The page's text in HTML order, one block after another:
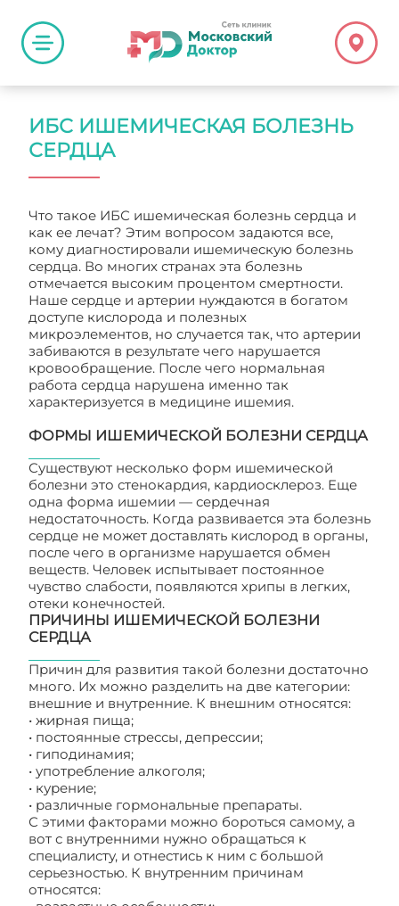
ИБС ИШЕМИЧЕСКАЯ БОЛЕЗНЬ
СЕРДЦА
Что такое ИБС ишемическая болезнь сердца и
как ее лечат? Этим вопросом задаются все,
кому диагностировали ишемическую болезнь
сердца. Во многих странах эта болезнь
отмечается высоким процентом смертности.
Наше сердце и артерии нуждаются в богатом
доступе кислорода и полезных
микроэлементов, но случается так, что артерии
забиваются в результате чего нарушается
кровообращение. После чего нормальная
работа сердца нарушена именно так
характеризуется в медицине ишемия.
ФОРМЫ ИШЕМИЧЕСКОЙ БОЛЕЗНИ СЕРДЦА
Существуют несколько форм ишемической
болезни это стенокардия, кардиосклероз. Еще
одна форма ишемии — сердечная
недостаточность. Когда развивается эта болезнь
сердце не может доставлять кислород в органы,
после чего в организме нарушается обмен
веществ. Человек испытывает постоянное
чувство слабости, появляются хрипы в легких,
отеки конечностей.
ПРИЧИНЫ ИШЕМИЧЕСКОЙ БОЛЕЗНИ
СЕРДЦА
Причин для развития такой болезни достаточно
много. Их можно разделить на две категории:
внешние и внутренние. К внешним относятся:
• жирная пища;
• постоянные стрессы, депрессии;
• гиподинамия;
• употребление алкоголя;
• курение;
• различные гормональные препараты.
С этими факторами можно бороться самому, а
вот с внутренними нужно обращаться к
специалисту, и отнестись к ним с большой
серьезностью. К внутренним причинам
относятся: